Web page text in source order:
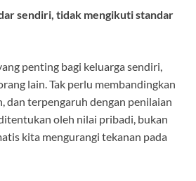
sendiri, tidak mengikuti standar
penting bagi keluarga sendiri,
lain. Tak perlu membandingkan
dan terpengaruh dengan penilaian
oleh nilai pribadi, bukan
kita mengurangi tekanan pada